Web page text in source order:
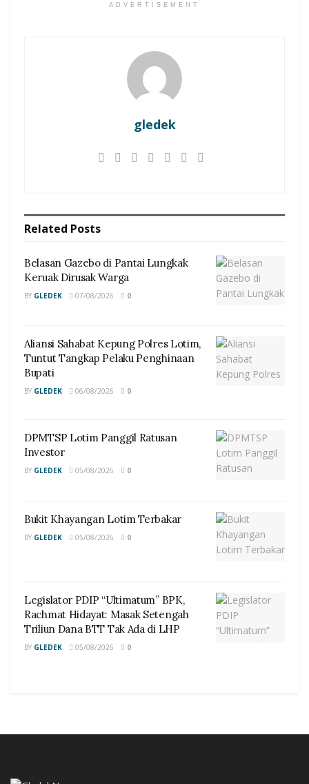
ADVERTISEMENT
gledek
Related Posts
Belasan Gazebo di Pantai Lungkak
Keruak Dirusak Warga
BY GLEDEK 07/08/2026 0
Aliansi Sahabat Kepung Polres Lotim,
Tuntut Tangkap Pelaku Penghinaan
Bupati
BY GLEDEK 06/08/2026 0
DPMTSP Lotim Panggil Ratusan
Investor
BY GLEDEK 05/08/2026 0
Bukit Khayangan Lotim Terbakar
BY GLEDEK 05/08/2026 0
Legislator PDIP “Ultimatum” BPK,
Rachmat Hidayat: Masak Setengah
Triliun Dana BTT Tak Ada di LHP
BY GLEDEK 05/08/2026 0